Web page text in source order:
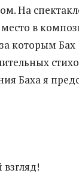
На
в
которым Бах
Баха я